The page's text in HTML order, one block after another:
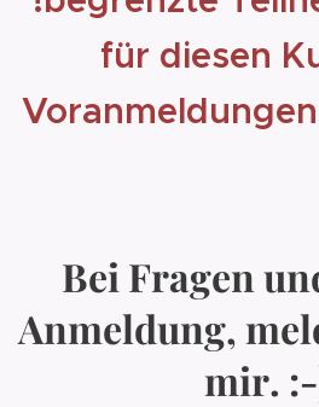
für diesen
Bei Fragen
Anmeldung,
mir.